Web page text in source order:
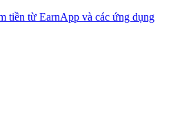
tiền từ EarnApp và các ứng dụng